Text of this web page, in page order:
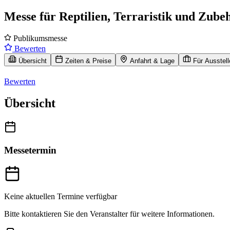
Messe für Reptilien, Terraristik und
Publikumsmesse
Bewerten
Übersicht Zeiten & Preise Anfahrt & Lage Für
Bewerten
Übersicht
Messetermin
Keine aktuellen Termine verfügbar
Bitte kontaktieren Sie den Veranstalter für weitere Informationen.